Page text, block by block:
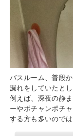
バスルーム、普段
漏れをしていたと
例えば、深夜の静
ーやポチャンポチ
する方も多いので